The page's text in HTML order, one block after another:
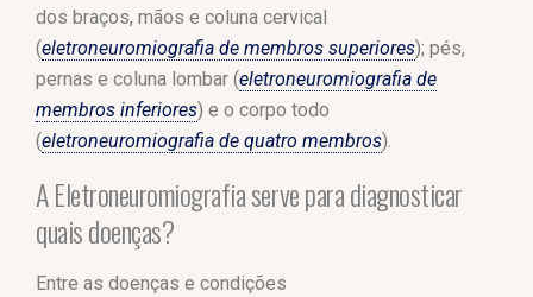
dos braços, mãos e coluna cervical
(eletroneuromiografia de membros superiores); pés,
pernas e coluna lombar (eletroneuromiografia de
membros inferiores) e o corpo todo
(eletroneuromiografia de quatro membros).
A Eletroneuromiografia serve para diagnosticar
quais doenças?
Entre as doenças e condições